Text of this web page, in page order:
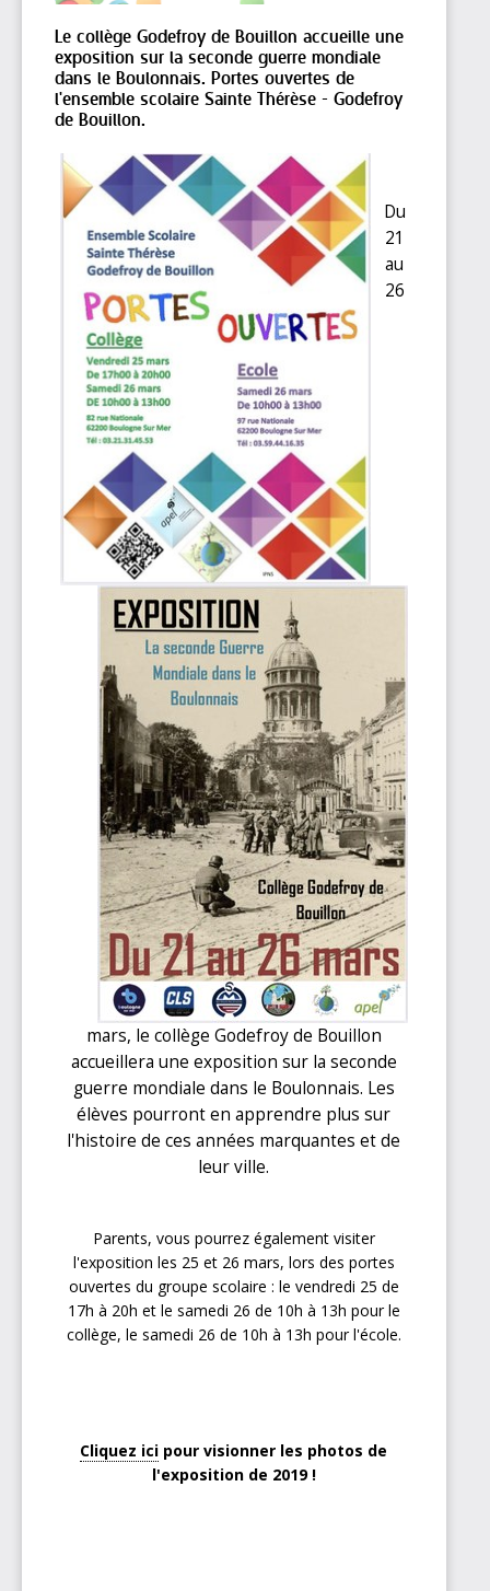
Le collège Godefroy de Bouillon accueille une
exposition sur la seconde guerre mondiale
dans le Boulonnais. Portes ouvertes de
l'ensemble scolaire Sainte Thérèse - Godefroy
de Bouillon.
Du
21
au
26
mars, le collège Godefroy de Bouillon
accueillera une exposition sur la seconde
guerre mondiale dans le Boulonnais. Les
élèves pourront en apprendre plus sur
l'histoire de ces années marquantes et de
leur ville.
Parents, vous pourrez également visiter
l'exposition les 25 et 26 mars, lors des portes
ouvertes du groupe scolaire : le vendredi 25 de
17h à 20h et le samedi 26 de 10h à 13h pour le
collège, le samedi 26 de 10h à 13h pour l'école.
Cliquez ici pour visionner les photos de
l'exposition de 2019 !